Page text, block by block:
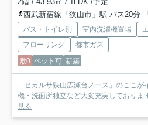
西武新宿線「狭山市」駅 バス20分 「
バス・トイレ別 室内洗濯機置場
フローリング
都市ガス
敷0 ペット可 新築
「ヒカルサ狭山広瀬台ノース」のここ
機・洗面所独立など大変充実しておりま
見る